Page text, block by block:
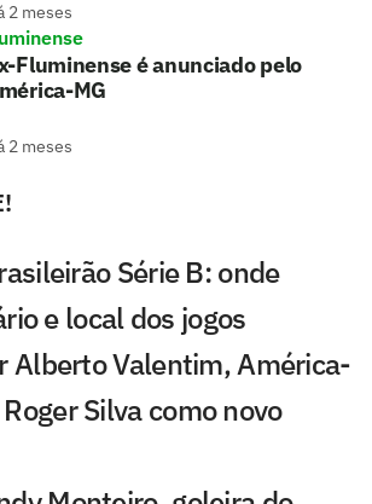
2 meses
Fluminense é anunciado pelo
MG
2 meses
Série B: onde
e local dos jogos
Alberto Valentim, América-
Silva como novo